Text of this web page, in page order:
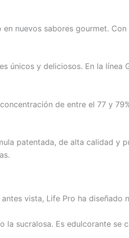
nuevos sabores gourmet. Con
únicos y deliciosos. En la
de entre el 77 y
patentada, de alta calidad y
vista, Life Pro ha diseñado
la sucralosa. Es edulcorante